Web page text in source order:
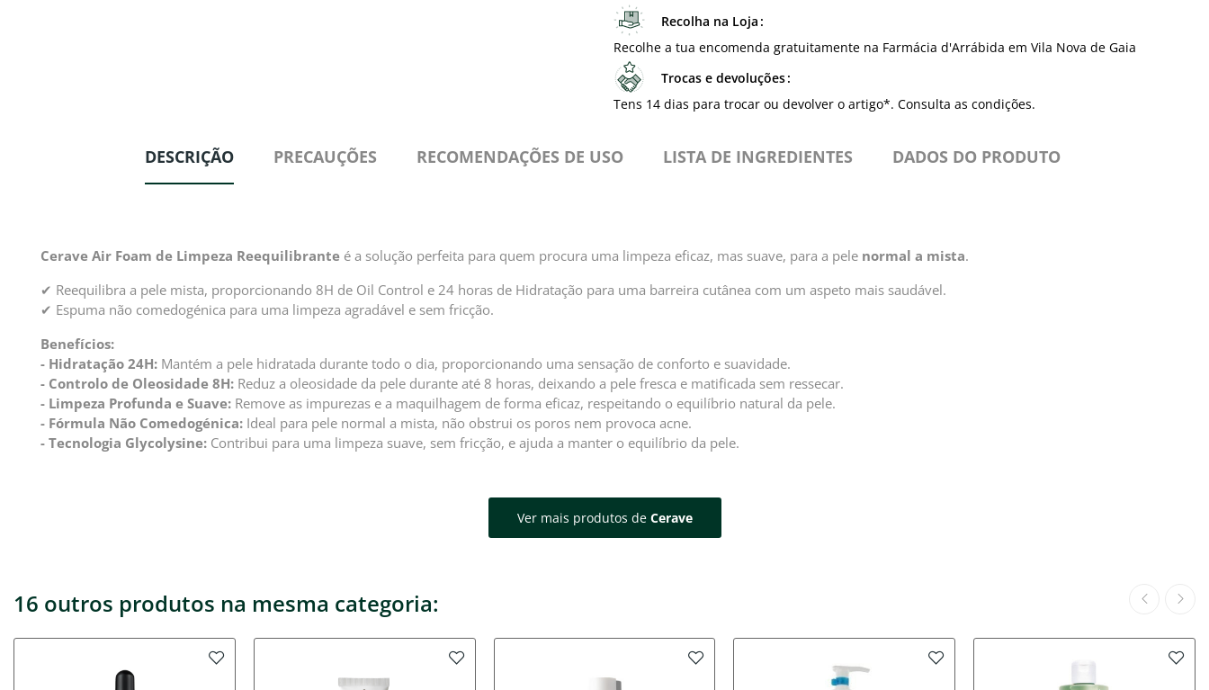
Recolha na Loja
Recolhe a tua encomenda gratuitamente na Farmácia d'Arrábida em Vila Nova de Gaia
Trocas e devoluções
Tens 14 dias para trocar ou devolver o artigo*. Consulta as condições.
DESCRIÇÃO PRECAUÇÕES RECOMENDAÇÕES DE USO ⁠LISTA DE INGREDIENTES DADOS DO PRODUTO
Cerave Air Foam de Limpeza Reequilibrante é a solução perfeita para quem procura uma limpeza eficaz, mas suave, para a pele normal a mista.
✔ Reequilibra a pele mista, proporcionando 8H de Oil Control e 24 horas de Hidratação para uma barreira cutânea com um aspeto mais saudável.
✔ Espuma não comedogénica para uma limpeza agradável e sem fricção.
Benefícios:
- Hidratação 24H: Mantém a pele hidratada durante todo o dia, proporcionando uma sensação de conforto e suavidade.
- Controlo de Oleosidade 8H: Reduz a oleosidade da pele durante até 8 horas, deixando a pele fresca e matificada sem ressecar.
- Limpeza Profunda e Suave: Remove as impurezas e a maquilhagem de forma eficaz, respeitando o equilíbrio natural da pele.
- Fórmula Não Comedogénica: Ideal para pele normal a mista, não obstrui os poros nem provoca acne.
- Tecnologia Glycolysine: Contribui para uma limpeza suave, sem fricção, e ajuda a manter o equilíbrio da pele.
Ver mais produtos de Cerave
16 outros produtos na mesma categoria: